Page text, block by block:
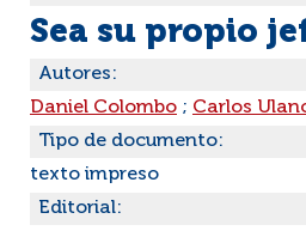
Sea su propio
Autores:
Daniel Colombo ; Carlos
Tipo de documento:
texto impreso
Editorial: